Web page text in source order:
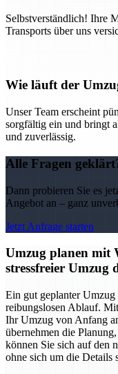
Selbstverständlich! Ihre
Transports über uns
Wie läuft der
Unser Team erscheint
sorgfältig ein und bringt
und zuverlässig.
Alle Fragen
Dann probieren Sie es
Angebot an – ganz
Jetzt Anfrage starten
Umzug planen mit
stressfreier Umzug
Ein gut geplanter Umzug
reibungslosen Ablauf.
Ihr Umzug von Anfang
übernehmen die
können Sie sich auf den
ohne sich um die Details